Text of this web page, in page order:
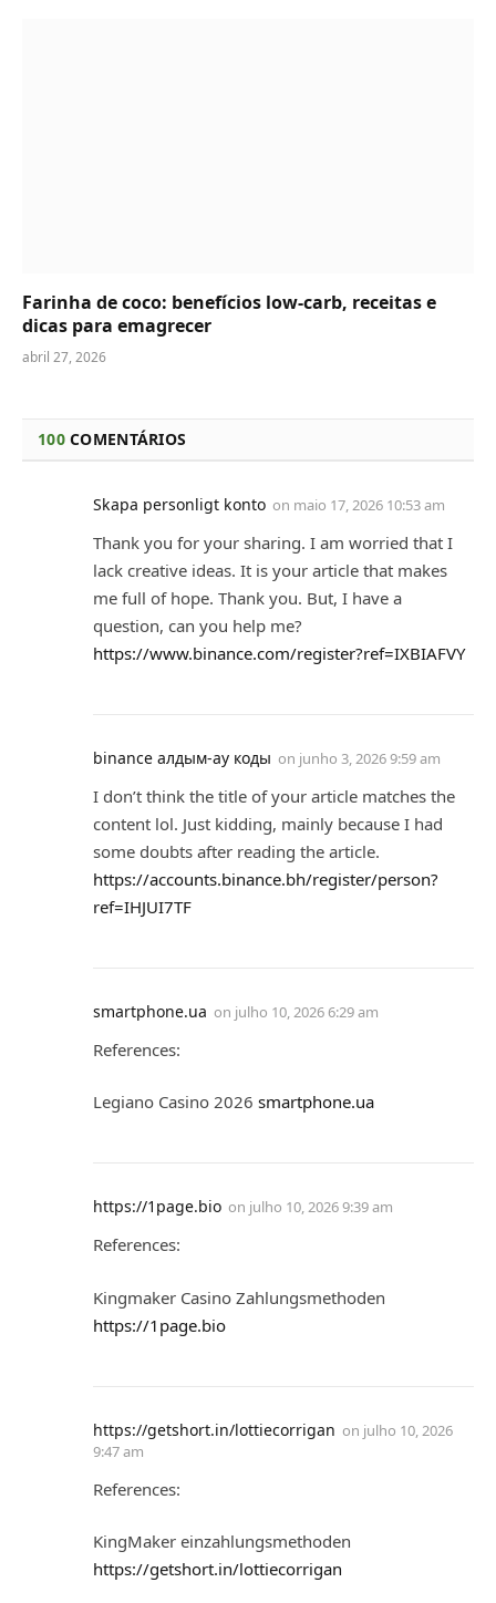
Farinha de coco: benefícios low-carb, receitas e
dicas para emagrecer
abril 27, 2026
100COMENTÁRIOS
Skapa personligt konto on maio 17, 2026 10:53 am
Thank you for your sharing. I am worried that I
lack creative ideas. It is your article that makes
me full of hope. Thank you. But, I have a
question, can you help me?
https://www.binance.com/register?ref=IXBIAFVY
binance алдым-ау коды on junho 3, 2026 9:59 am
I don’t think the title of your article matches the
content lol. Just kidding, mainly because I had
some doubts after reading the article.
https://accounts.binance.bh/register/person?
ref=IHJUI7TF
smartphone.ua on julho 10, 2026 6:29 am
References:
Legiano Casino 2026 smartphone.ua
https://1page.bio on julho 10, 2026 9:39 am
References:
Kingmaker Casino Zahlungsmethoden
https://1page.bio
https://getshort.in/lottiecorrigan on julho 10, 2026
9:47 am
References:
KingMaker einzahlungsmethoden
https://getshort.in/lottiecorrigan